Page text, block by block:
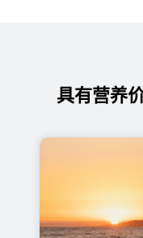
具有营养